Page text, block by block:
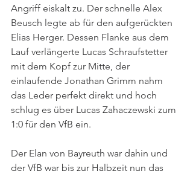
Angriff eiskalt zu. Der schnelle Alex
Beusch legte ab für den aufgerückten
Elias Herger. Dessen Flanke aus dem
Lauf verlängerte Lucas Schraufstetter
mit dem Kopf zur Mitte, der
einlaufende Jonathan Grimm nahm
das Leder perfekt direkt und hoch
schlug es über Lucas Zahaczewski zum
1:0 für den VfB ein.
Der Elan von Bayreuth war dahin und
der VfB war bis zur Halbzeit nun das